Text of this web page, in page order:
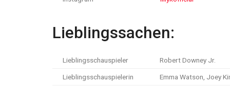
Lieblingssachen:
Lieblingsschauspieler Robert Downey Jr.
Lieblingsschauspielerin Emma Watson, Joey